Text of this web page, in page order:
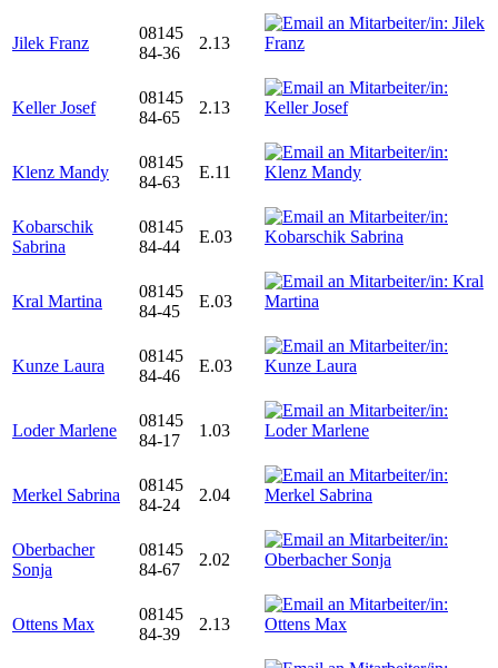
Jilek Franz
08145
84-36
2.13
Keller Josef
08145
84-65
2.13
Klenz Mandy
08145
84-63
E.11
Kobarschik
Sabrina
08145
84-44
E.03
Kral Martina
08145
84-45
E.03
Kunze Laura
08145
84-46
E.03
Loder Marlene
08145
84-17
1.03
Merkel Sabrina
08145
84-24
2.04
Oberbacher
Sonja
08145
84-67
2.02
Ottens Max
08145
84-39
2.13